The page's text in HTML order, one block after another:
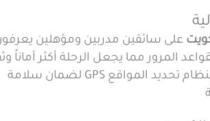
على سائقين مدربين ومؤهلين
المرور مما يجعل الرحلة أكثر أماناً
وتتم متابعة السيارات بنظام تحديد المواقع GPS لضمان سلامة